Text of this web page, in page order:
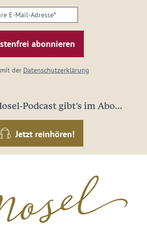
der Datenschutzerklärung
Podcast gibt's im Abo...
Jetzt reinhören!